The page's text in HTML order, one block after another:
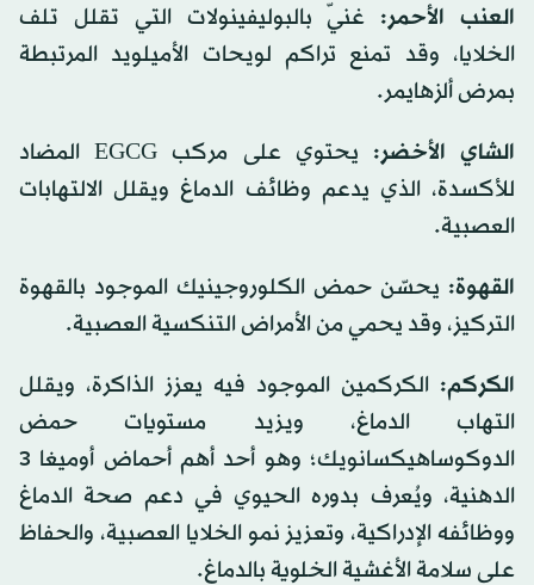
العنب الأحمر: غنيّ بالبوليفينولات التي تقلل تلف
الخلايا، وقد تمنع تراكم لويحات الأميلويد المرتبطة
بمرض ألزهايمر.
الشاي الأخضر:
يحتوي على مركب EGCG المضاد
للأكسدة، الذي يدعم وظائف الدماغ ويقلل الالتهابات
العصبية.
القهوة: يحسّن حمض الكلوروجينيك الموجود بالقهوة
التركيز، وقد يحمي من الأمراض التنكسية العصبية.
الكركم: الكركمين الموجود فيه يعزز الذاكرة، ويقلل
التهاب الدماغ، ويزيد مستويات حمض
الدوكوساهيكسانويك؛ وهو أحد أهم أحماض أوميغا 3
الدهنية، ويُعرف بدوره الحيوي في دعم صحة الدماغ
ووظائفه الإدراكية، وتعزيز نمو الخلايا العصبية، والحفاظ
على سلامة الأغشية الخلوية بالدماغ.